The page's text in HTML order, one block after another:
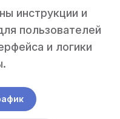
инструкции и
пользователей
и логики